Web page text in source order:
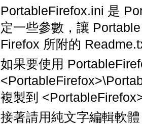
PortableFirefox.ini 是
定一些參數，讓
Firefox 所附的
如果要使用
複製到
接著請用純文字編輯軟